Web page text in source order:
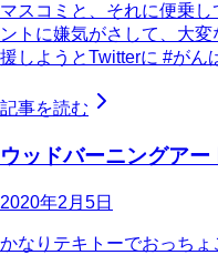
マスコミと、それに便乗
ントに嫌気がさして、大
援しようとTwitterに #がん
記事を読む
ウッドバーニングアー
2020年2月5日
かなりテキトーでおっち